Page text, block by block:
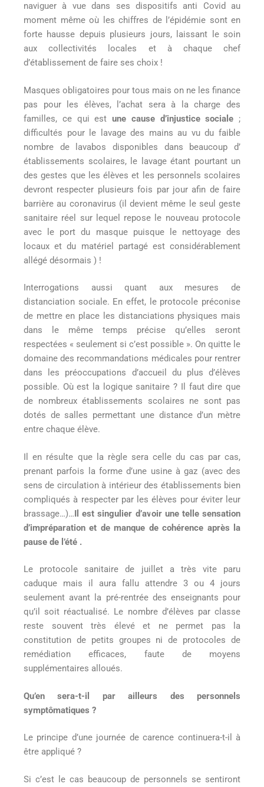
naviguer à vue dans ses dispositifs anti Covid au
moment même où les chiffres de l’épidémie sont en
forte hausse depuis plusieurs jours, laissant le soin
aux collectivités locales et à chaque chef
d’établissement de faire ses choix !
Masques obligatoires pour tous mais on ne les finance
pas pour les élèves, l’achat sera à la charge des
familles, ce qui est une cause d’injustice sociale ;
difficultés pour le lavage des mains au vu du faible
nombre de lavabos disponibles dans beaucoup d’
établissements scolaires, le lavage étant pourtant un
des gestes que les élèves et les personnels scolaires
devront respecter plusieurs fois par jour afin de faire
barrière au coronavirus (il devient même le seul geste
sanitaire réel sur lequel repose le nouveau protocole
avec le port du masque puisque le nettoyage des
locaux et du matériel partagé est considérablement
allégé désormais ) !
Interrogations aussi quant aux mesures de
distanciation sociale. En effet, le protocole préconise
de mettre en place les distanciations physiques mais
dans le même temps précise qu’elles seront
respectées « seulement si c’est possible ». On quitte le
domaine des recommandations médicales pour rentrer
dans les préoccupations d’accueil du plus d’élèves
possible. Où est la logique sanitaire ? Il faut dire que
de nombreux établissements scolaires ne sont pas
dotés de salles permettant une distance d’un mètre
entre chaque élève.
Il en résulte que la règle sera celle du cas par cas,
prenant parfois la forme d’une usine à gaz (avec des
sens de circulation à intérieur des établissements bien
compliqués à respecter par les élèves pour éviter leur
brassage…)…Il est singulier d’avoir une telle sensation
d’impréparation et de manque de cohérence après la
pause de l’été .
Le protocole sanitaire de juillet a très vite paru
caduque mais il aura fallu attendre 3 ou 4 jours
seulement avant la pré-rentrée des enseignants pour
qu’il soit réactualisé. Le nombre d’élèves par classe
reste souvent très élevé et ne permet pas la
constitution de petits groupes ni de protocoles de
remédiation efficaces, faute de moyens
supplémentaires alloués.
Qu’en sera-t-il par ailleurs des personnels
symptômatiques ?
Le principe d’une journée de carence continuera-t-il à
être appliqué ?
Si c’est le cas beaucoup de personnels se sentiront